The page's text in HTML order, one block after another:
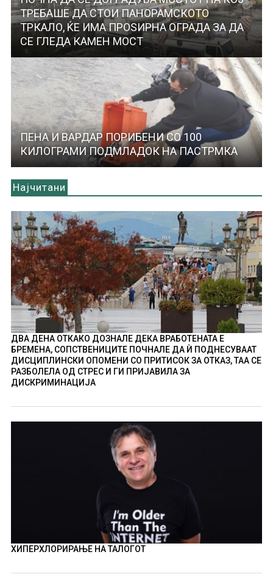
ТРЕБАШЕ ДА СТОИ ПАНОРАМСКОТО
ТРКАЛО, ЌЕ ИМА ПРОЅИРНА ОГРАДА ЗА ДА
СЕ ГЛЕДА КАМЕН МОСТ
ПЕНА И ВАРДАР ПОРИБЕНИ СО 100
КИЛОГРАМИ ПОДМЛАДОК НА ПАСТРМКА
Најчитани
ДВА ДЕНА ОТКАКО ДОЗНАЛЕ ДЕКА ВРАБОТЕНАТА Е
БРЕМЕНА, СОПСТВЕНИЦИТЕ ПОЧНАЛЕ ДА Ѝ ПОДНЕСУВААТ
ДИСЦИПЛИНСКИ ОПОМЕНИ СО ПРИТИСОК ЗА ОТКАЗ, ТАА СЕ
РАЗБОЛЕЛА ОД СТРЕС И ГИ ПРИЈАВИЛА ЗА
ДИСКРИМИНАЦИЈА
ХИПЕРХЛОРИРАЊЕ НА ТАЛОГОТ